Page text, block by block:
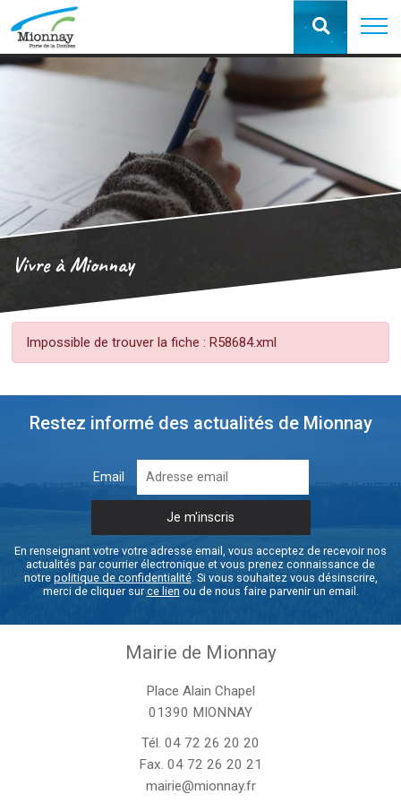
Vivre à Mionnay
Impossible de trouver la fiche : R58684.xml
Restez informé des actualités de Mionnay
Email
En renseignant votre votre adresse email, vous acceptez de recevoir nos
actualités par courrier électronique et vous prenez connaissance de
notre politique de confidentialité. Si vous souhaitez vous désinscrire,
merci de cliquer surce lien ou de nous faire parvenir un email.
Mairie de Mionnay
Place Alain Chapel
01390 MIONNAY
Tél. 04 72 26 20 20
Fax. 04 72 26 20 21
mairie@mionnay.fr